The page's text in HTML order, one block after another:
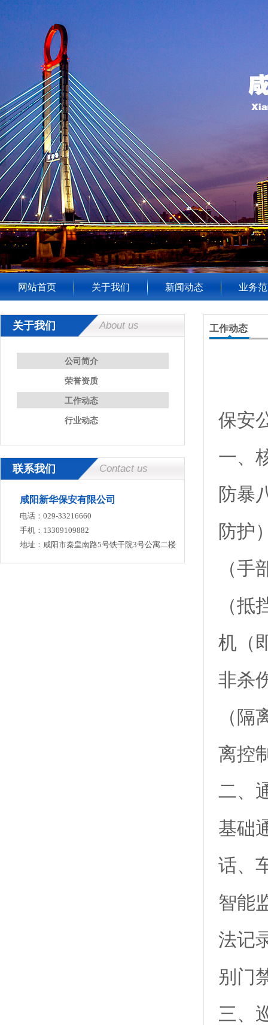
网站首页 关于我们 新闻动态 业务
关于我们 About us
公司简介
荣誉资质
工作动态
行业动态
联系我们 Contact us
咸阳新华保安有限公司
电话：029-33216660
手机：13309109882
地址：咸阳市秦皇南路5号铁干院3号公寓二楼
工作动态
保安
一、
防暴
防护
（
（
机（
非杀
（
离控
二、
基础
话、
智能
法记
别门
三、